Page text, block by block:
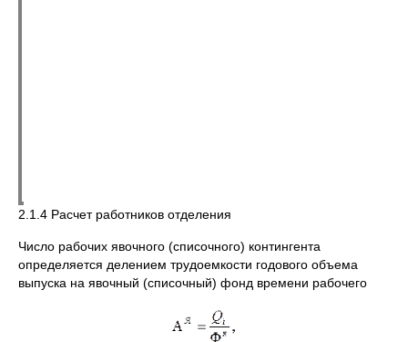
2.1.4 Расчет работников отделения
Число рабочих явочного (списочного) контингента
определяется делением трудоемкости годового объема
выпуска на явочный (списочный) фонд времени рабочего